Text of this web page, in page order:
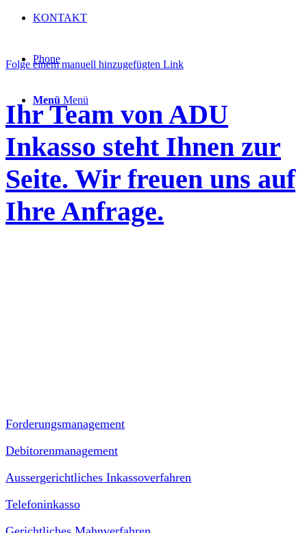
KONTAKT
Phone
Menü Menü
Folge einem manuell hinzugefügten Link
Ihr Team von ADU
Inkasso steht Ihnen zur
Seite. Wir freuen uns auf
Ihre Anfrage.
Forderungsmanagement
Debitorenmanagement
Aussergerichtliches Inkassoverfahren
Telefoninkasso